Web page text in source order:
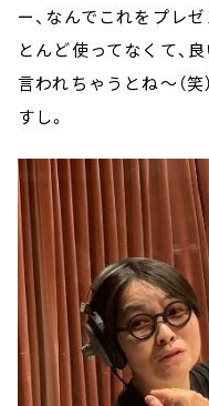
ー、なんでこれをプレ
とんど使ってなくて、
言われちゃうとね～（
すし。